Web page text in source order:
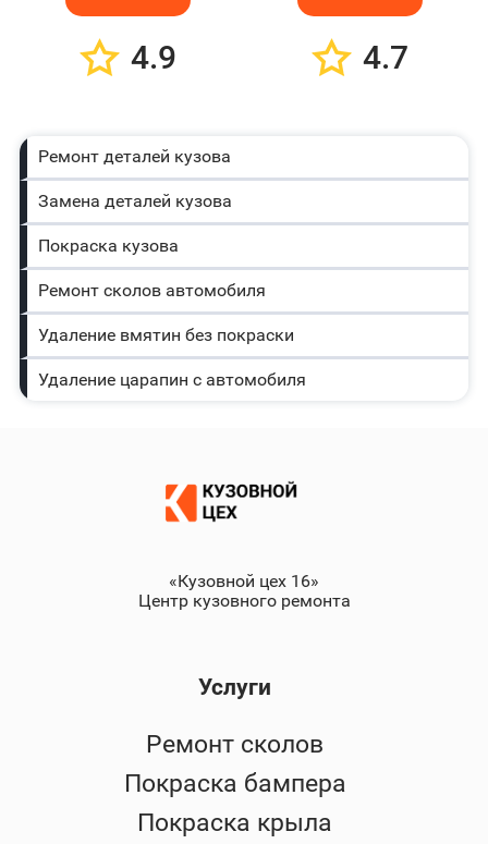
4.9 4.7
Ремонт деталей кузова
Замена деталей кузова
Покраска кузова
Ремонт сколов автомобиля
Удаление вмятин без покраски
Удаление царапин с автомобиля
«Кузовной цех 16»
Центр кузовного ремонта
Услуги
Ремонт сколов
Покраска бампера
Покраска крыла